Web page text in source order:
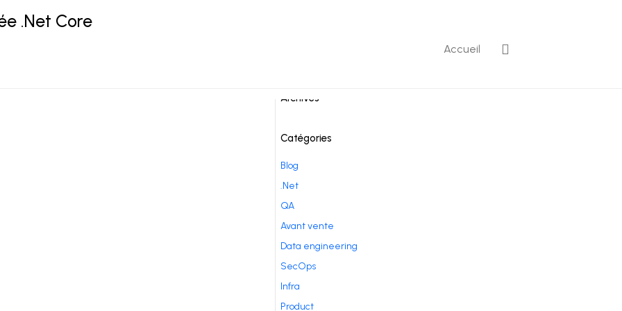
Accueil
.Net Core
,.Net core
Archives
Catégories
Blog
.Net
QA
Avant vente
Data engineering
SecOps
Infra
Product